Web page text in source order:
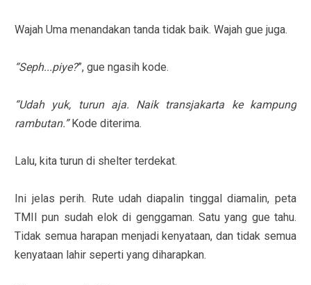
Wajah Uma menandakan tanda tidak baik. Wajah gue juga.
“Seph...piye?”, gue ngasih kode.
“Udah yuk, turun aja. Naik transjakarta ke kampung
rambutan.”Kode diterima.
Lalu, kita turun di shelter terdekat.
Ini jelas perih. Rute udah diapalin tinggal diamalin, peta
TMII pun sudah elok di genggaman. Satu yang gue tahu.
Tidak semua harapan menjadi kenyataan, dan tidak semua
kenyataan lahir seperti yang diharapkan.